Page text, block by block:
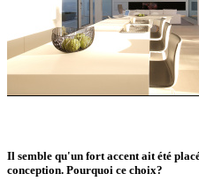
Il semble qu'un fort accent ait été
conception. Pourquoi ce choix?